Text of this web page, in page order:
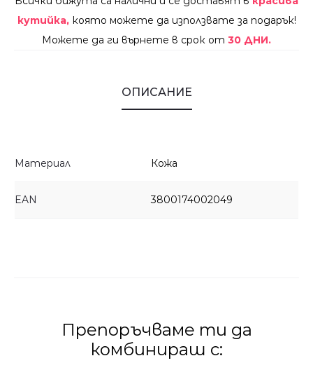
кутийка, която можете да използвате за подарък!
Можете да ги върнете в срок от 30 ДНИ.
ОПИСАНИЕ
Материал Кожа
EAN 3800174002049
Препоръчваме ти да
комбинираш с: